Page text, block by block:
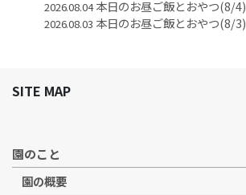
2026.08.04本日のお昼ご飯とおやつ(8/4)
2026.08.03 本日のお昼ご飯とおやつ(8/3)
SITE MAP
園のこと
園の概要